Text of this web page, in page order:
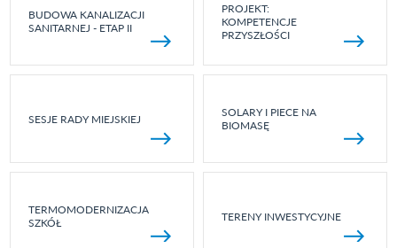
BUDOWA KANALIZACJI
SANITARNEJ - ETAP II
PROJEKT:
KOMPETENCJE
PRZYSZŁOŚCI
SESJE RADY MIEJSKIEJ
SOLARY I PIECE NA
BIOMASĘ
TERMOMODERNIZACJA
SZKÓŁ
TERENY INWESTYCYJNE